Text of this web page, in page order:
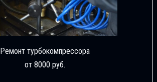
Ремонт турбокомпрессора
от 8000 руб.